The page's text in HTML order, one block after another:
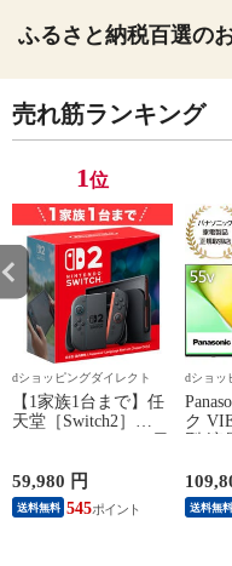
ふるさと納税百選の
売れ筋ランキング
1位
dショッピングダイレクト
【1家族1台まで】任
天堂［Switch2］
体 BEE-S-KB6CA
59,980 円
送料無料 545
dショッ
ク
送の
先渡
送料無料